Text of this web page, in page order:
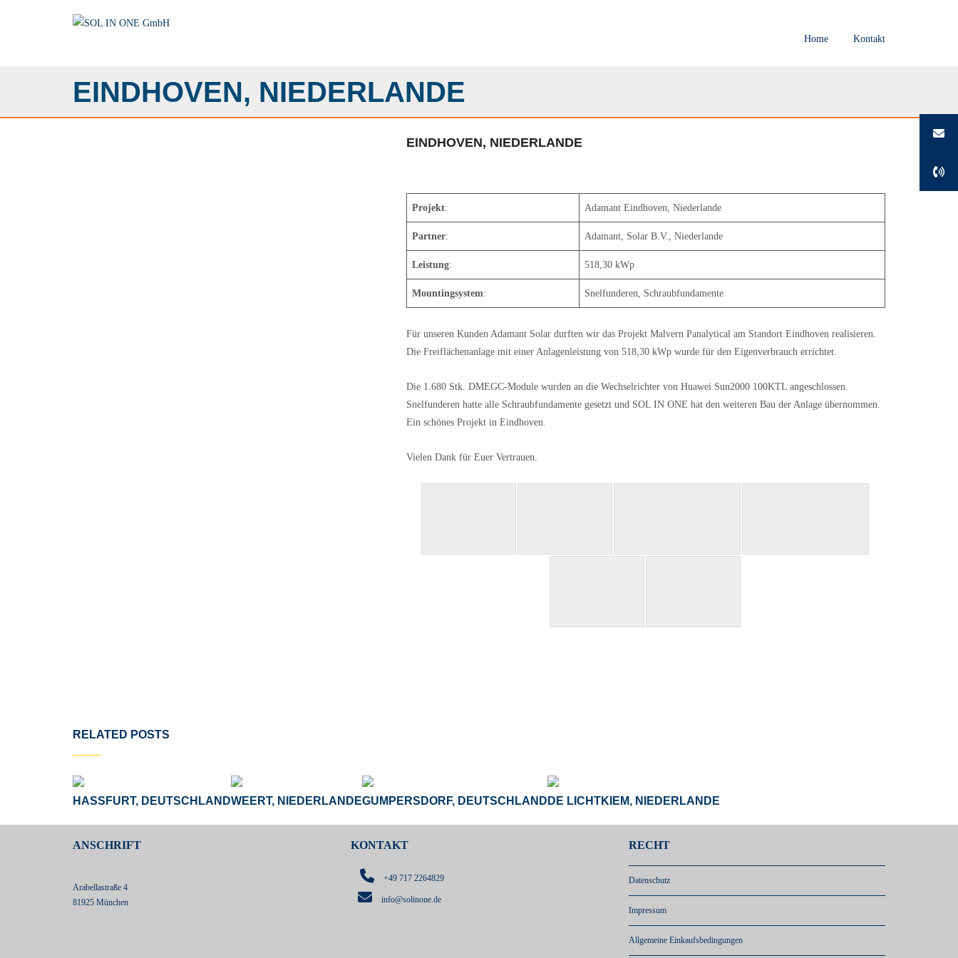
Home Kontakt
EINDHOVEN, NIEDERLANDE
EINDHOVEN, NIEDERLANDE
Projekt: Adamant Eindhoven, Niederlande
Partner: Adamant, Solar B.V., Niederlande
Leistung: 518,30 kWp
Mountingsystem: Snelfunderen, Schraubfundamente
Für unseren Kunden Adamant Solar durften wir das Projekt Malvern Panalytical am Standort Eindhoven realisieren.
Die Freiflächenanlage mit einer Anlagenleistung von 518,30 kWp wurde für den Eigenverbrauch errichtet.
Die 1.680 Stk. DMEGC-Module wurden an die Wechselrichter von Huawei Sun2000 100KTL angeschlossen.
Snelfunderen hatte alle Schraubfundamente gesetzt und SOL IN ONE hat den weiteren Bau der Anlage übernommen.
Ein schönes Projekt in Eindhoven.
Vielen Dank für Euer Vertrauen.
RELATED POSTS
HASSFURT, DEUTSCHLAND WEERT, NIEDERLANDEGUMPERSDORF, DEUTSCHLAND DE LICHTKIEM, NIEDERLANDE
ANSCHRIFT
Arabellastraße 4
81925 München
KONTAKT
+49 717 2264829
info@solinone.de
RECHT
Datenschutz
Impressum
Allgemeine Einkaufsbedingungen